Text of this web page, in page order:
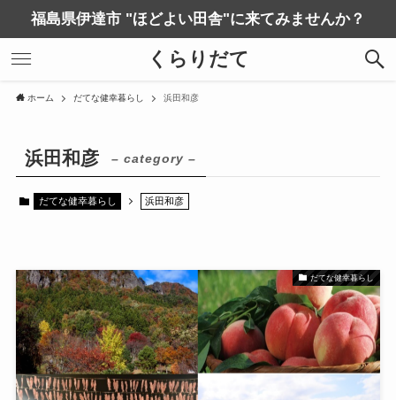
福島県伊達市 "ほどよい田舎"に来てみませんか？
くらりだて
ホーム だてな健幸暮らし 浜田和彦
浜田和彦 – category –
だてな健幸暮らし 浜田和彦
だてな健幸暮らし